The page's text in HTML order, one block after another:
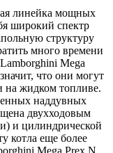
линейка мощных
широкий спектр
структуру
много времени
Mega
что они могут
на жидком топливе.
наддувных
двухходовым
и цилиндрической
котла еще более
Mega Prex N